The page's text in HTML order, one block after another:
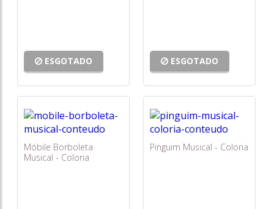
ESGOTADO ESGOTADO
Móbile Borboleta
Musical - Coloria
Pinguim Musical - Coloria